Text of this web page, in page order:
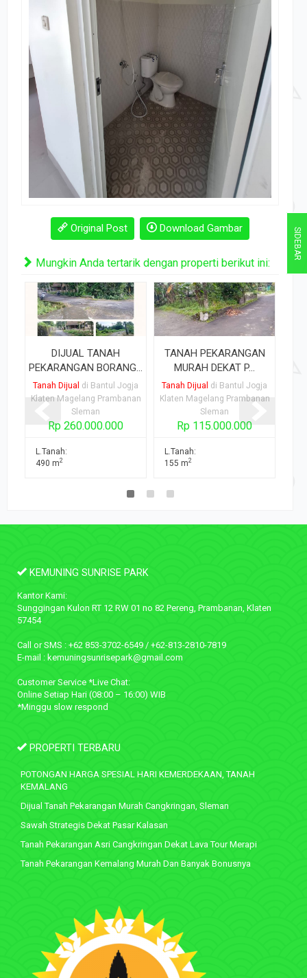
Original Post Download Gambar
Mungkin Anda tertarik dengan properti berikut ini:
DIJUAL TANAH
PEKARANGAN BORANG...
Tanah Dijual di Bantul Jogja
Klaten Magelang Prambanan
Sleman
Rp 260.000.000
L.Tanah:
490 m2
TANAH PEKARANGAN
MURAH DEKAT P...
Tanah Dijual di Bantul Jogja
Klaten Magelang Prambanan
Sleman
Rp 115.000.000
L.Tanah:
155 m2
KEMUNING SUNRISE PARK
Kantor Kami:
Sunggingan Kulon RT 12 RW 01 no 82 Pereng, Prambanan, Klaten
57454
Call or SMS : +62 853-3702-6549 / +62-813-2810-7819
E-mail : kemuningsunrisepark@gmail.com
Customer Service *Live Chat:
Online Setiap Hari (08:00 – 16:00) WIB
*Minggu slow respond
PROPERTI TERBARU
POTONGAN HARGA SPESIAL HARI KEMERDEKAAN, TANAH
KEMALANG
Dijual Tanah Pekarangan Murah Cangkringan, Sleman
Sawah Strategis Dekat Pasar Kalasan
Tanah Pekarangan Asri Cangkringan Dekat Lava Tour Merapi
Tanah Pekarangan Kemalang Murah Dan Banyak Bonusnya
SIDEBAR